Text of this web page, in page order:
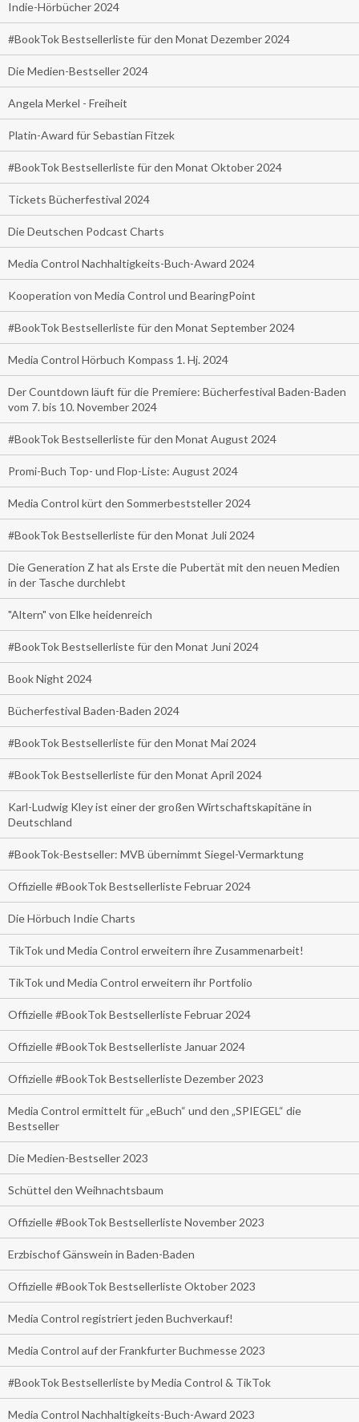
Indie-Hörbücher 2024
#BookTok Bestsellerliste für den Monat Dezember 2024
Die Medien-Bestseller 2024
Angela Merkel - Freiheit
Platin-Award für Sebastian Fitzek
#BookTok Bestsellerliste für den Monat Oktober 2024
Tickets Bücherfestival 2024
Die Deutschen Podcast Charts
Media Control Nachhaltigkeits-Buch-Award 2024
Kooperation von Media Control und BearingPoint
#BookTok Bestsellerliste für den Monat September 2024
Media Control Hörbuch Kompass 1. Hj. 2024
Der Countdown läuft für die Premiere: Bücherfestival Baden-Baden
vom 7. bis 10. November 2024
#BookTok Bestsellerliste für den Monat August 2024
Promi-Buch Top- und Flop-Liste: August 2024
Media Control kürt den Sommerbeststeller 2024
#BookTok Bestsellerliste für den Monat Juli 2024
Die Generation Z hat als Erste die Pubertät mit den neuen Medien
in der Tasche durchlebt
"Altern" von Elke heidenreich
#BookTok Bestsellerliste für den Monat Juni 2024
Book Night 2024
Bücherfestival Baden-Baden 2024
#BookTok Bestsellerliste für den Monat Mai 2024
#BookTok Bestsellerliste für den Monat April 2024
Karl-Ludwig Kley ist einer der großen Wirtschaftskapitäne in
Deutschland
#BookTok-Bestseller: MVB übernimmt Siegel-Vermarktung
Offizielle #BookTok Bestsellerliste Februar 2024
Die Hörbuch Indie Charts
TikTok und Media Control erweitern ihre Zusammenarbeit!
TikTok und Media Control erweitern ihr Portfolio
Offizielle #BookTok Bestsellerliste Februar 2024
Offizielle #BookTok Bestsellerliste Januar 2024
Offizielle #BookTok Bestsellerliste Dezember 2023
Media Control ermittelt für „eBuch“ und den „SPIEGEL“ die
Bestseller
Die Medien-Bestseller 2023
Schüttel den Weihnachtsbaum
Offizielle #BookTok Bestsellerliste November 2023
Erzbischof Gänswein in Baden-Baden
Offizielle #BookTok Bestsellerliste Oktober 2023
Media Control registriert jeden Buchverkauf!
Media Control auf der Frankfurter Buchmesse 2023
#BookTok Bestsellerliste by Media Control & TikTok
Media Control Nachhaltigkeits-Buch-Award 2023